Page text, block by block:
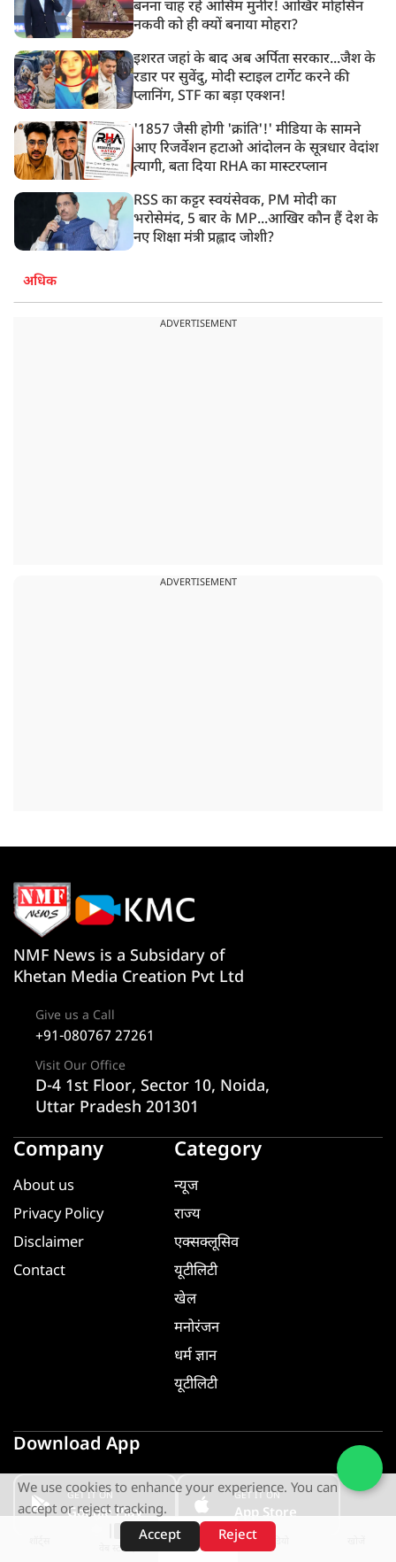
बनना चाह रहे आसिम मुनीर! आखिर मोहसिन
नकवी को ही क्यों बनाया मोहरा?
इशरत जहां के बाद अब अर्पिता सरकार...जैश के
रडार पर सुवेंदु, मोदी स्टाइल टार्गेट करने की
प्लानिंग, STF का बड़ा एक्शन!
'1857 जैसी होगी 'क्रांति'!' मीडिया के सामने
आए रिजर्वेशन हटाओ आंदोलन के सूत्रधार वेदांश
त्यागी, बता दिया RHA का मास्टरप्लान
RSS का कट्टर स्वयंसेवक, PM मोदी का
भरोसेमंद, 5 बार के MP...आखिर कौन हैं देश के
नए शिक्षा मंत्री प्रह्लाद जोशी?
अधिक
ADVERTISEMENT
ADVERTISEMENT
वेब स्टोरीज़
NMF News is a Subsidary of
Khetan Media Creation Pvt Ltd
Give us a Call
+91-080767 27261
Visit Our Office
D-4 1st Floor, Sector 10, Noida,
Uttar Pradesh 201301
Company
About us
Privacy Policy
Disclaimer
Contact
Category
न्यूज
राज्य
एक्सक्लूसिव
यूटीलिटी
खेल
मनोरंजन
धर्म ज्ञान
यूटीलिटी
Download App
GET IT ON
Google Play
GET IT ON
App Store
We use cookies to enhance your experience. You can
accept or reject tracking.
Accept
Reject